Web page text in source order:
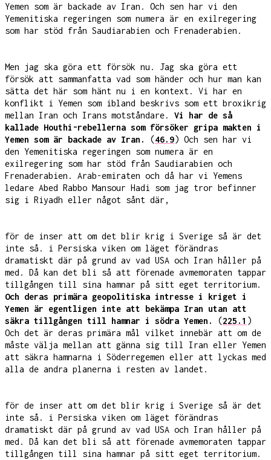
Yemen som är backade av Iran. Och sen har vi den
Yemenitiska regeringen som numera är en exilregering
som har stöd från Saudiarabien och Frenaderabien.
Men jag ska göra ett försök nu. Jag ska göra ett
försök att sammanfatta vad som händer och hur man kan
sätta det här som hänt nu i en kontext. Vi har en
konflikt i Yemen som ibland beskrivs som ett broxikrig
mellan Iran och Irans motståndare. Vi har de så
kallade Houthi-rebellerna som försöker gripa makten i
Yemen som är backade av Iran.
(46.9) Och sen har vi
den Yemenitiska regeringen som numera är en
exilregering som har stöd från Saudiarabien och
Frenaderabien. Arab-emiraten och då har vi Yemens
ledare Abed Rabbo Mansour Hadi som jag tror befinner
sig i Riyadh eller något sånt där,
för de inser att om det blir krig i Sverige så är det
inte så. i Persiska viken om läget förändras
dramatiskt där på grund av vad USA och Iran håller på
med. Då kan det bli så att förenade avmemoraten tappar
tillgången till sina hamnar på sitt eget territorium.
Och deras primära geopolitiska intresse i kriget i
Yemen är egentligen inte att bekämpa Iran utan att
säkra tillgången till hamnar i södra Yemen.
(225.1 )
Och det är deras primära mål vilket innebär att om de
måste välja mellan att gänna sig till Iran eller Yemen
att säkra hamnarna i Söderregemen eller att lyckas med
alla de andra planerna i resten av landet.
för de inser att om det blir krig i Sverige så är det
inte så. i Persiska viken om läget förändras
dramatiskt där på grund av vad USA och Iran håller på
med. Då kan det bli så att förenade avmemoraten tappar
tillgången till sina hamnar på sitt eget territorium.